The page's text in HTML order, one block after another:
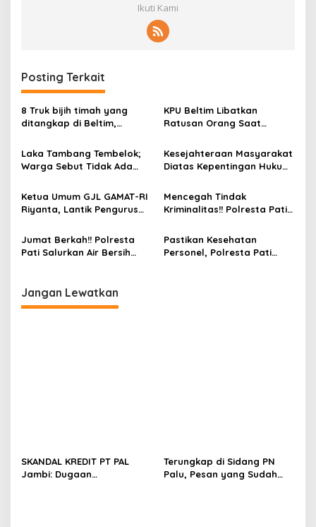
Ikuti Kami
Posting Terkait
8 Truk bijih timah yang
ditangkap di Beltim,
Beltim
KPU Beltim Libatkan
Ratusan Orang Saat
Laka Tambang Tembelok;
Warga Sebut Tidak Ada
Legalitas
Kesejahteraan Masyarakat
Diatas Kepentingan Hukum:
Keranggan
Ketua Umum GJL GAMAT-RI
Riyanta, Lantik Pengurus
Semarang
Mencegah Tindak
Kriminalitas!! Polresta Pati
Jumat Berkah!! Polresta
Pati Salurkan Air Bersih
Pastikan Kesehatan
Personel, Polresta Pati
Jangan Lewatkan
SKANDAL KREDIT PT PAL
Jambi: Dugaan
Terungkap di Sidang PN
Palu, Pesan yang Sudah